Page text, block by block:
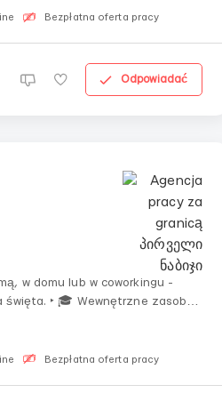
Bezpłatna oferta pracy
Odpowiadać
‣ 🎓 Wewnętrzne zasoby
Bezpłatna oferta pracy